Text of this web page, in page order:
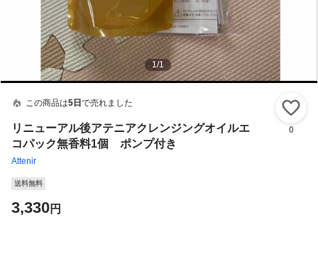
1/1
この商品は5日 で売れました
リニューアル後アテニアクレンジングオイルエ
コパック無香料1個 ポンプ付き
Attenir
0
送料無料
3,330円